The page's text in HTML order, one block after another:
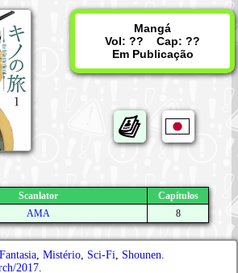
Mangá
Vol: ?? Cap: ??
Em Publicação
Scanlator
Capítulos
AMA
8
Fantasia Mistério Sci-Fi Shounen
2017